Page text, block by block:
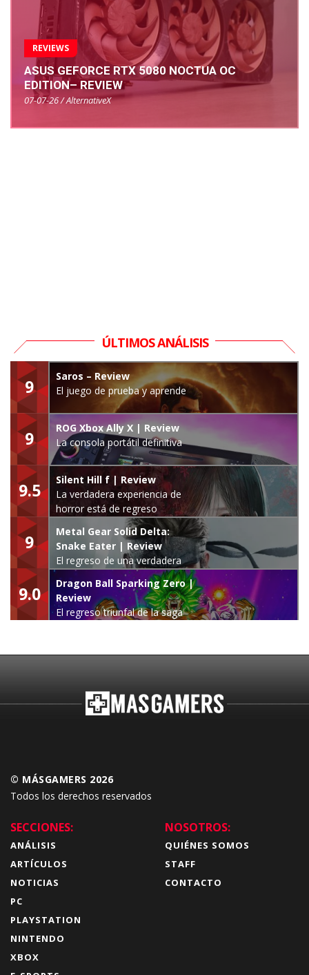
REVIEWS
ASUS GEFORCE RTX 5080 NOCTUA OC
EDITION– REVIEW
07-07-26 / AlternativeX
ÚLTIMOS ANÁLISIS
9
Saros – Review
El juego de prueba y aprende
9
ROG Xbox Ally X | Review
La consola portátil definitiva
9.5
Silent Hill f | Review
La verdadera experiencia de
horror está de regreso
9
Metal Gear Solid Delta:
Snake Eater | Review
El regreso de una verdadera
leyenda
9.0
Dragon Ball Sparking Zero |
Review
El regreso triunfal de la saga
© MÁSGAMERS 2026
Todos los derechos reservados
SECCIONES:
ANÁLISIS
ARTÍCULOS
NOTICIAS
PC
PLAYSTATION
NINTENDO
XBOX
NOSOTROS:
QUIÉNES SOMOS
STAFF
CONTACTO